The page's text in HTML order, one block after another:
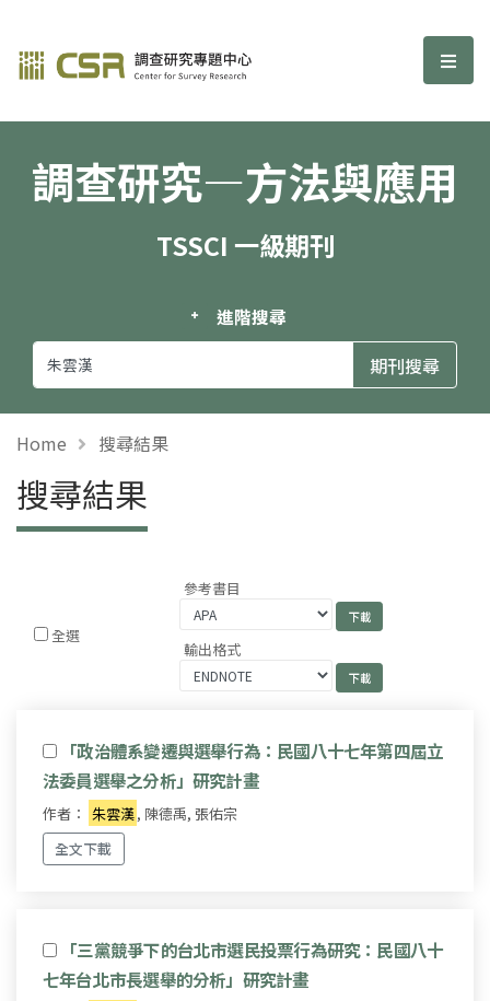
調查研究—方法與應用期刊 選
調查研究—方法與應用
TSSCI 一級期刊
進階搜尋
Home 搜尋結果
搜尋結果
全選
參考書目
輸出格式
「政治體系變遷與選舉行為：民國八十七年第四屆立
法委員選舉之分析」研究計畫
作者： 朱雲漢, 陳德禹, 張佑宗
全文下載
「三黨競爭下的台北市選民投票行為研究：民國八十
七年台北市長選舉的分析」研究計畫